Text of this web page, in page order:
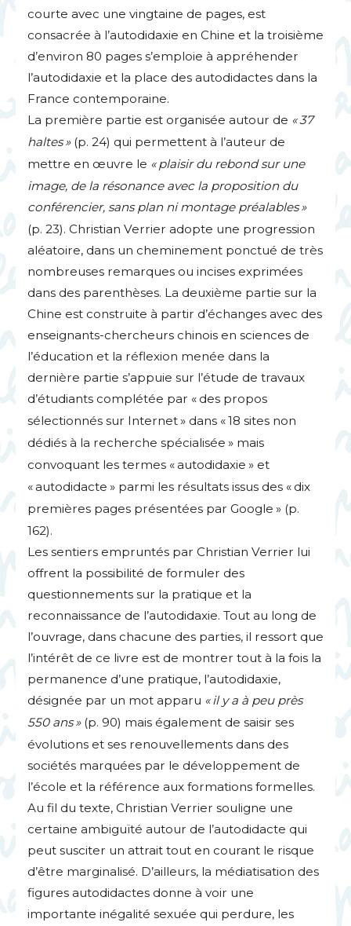
courte avec une vingtaine de pages, est
consacrée à l’autodidaxie en Chine et la troisième
d’environ 80 pages s’emploie à appréhender
l’autodidaxie et la place des autodidactes dans la
France contemporaine.
La première partie est organisée autour de «37
haltes »(p. 24) qui permettent à l’auteur de
mettre en œuvre le « plaisir du rebond sur une
image, de la résonance avec la proposition du
conférencier, sans plan ni montage préalables »
(p. 23). Christian Verrier adopte une progression
aléatoire, dans un cheminement ponctué de très
nombreuses remarques ou incises exprimées
dans des parenthèses. La deuxième partie sur la
Chine est construite à partir d’échanges avec des
enseignants-chercheurs chinois en sciences de
l’éducation et la réflexion menée dans la
dernière partie s’appuie sur l’étude de travaux
d’étudiants complétée par « des propos
sélectionnés sur Internet» dans «18 sites non
dédiés à la recherche spécialisée » mais
convoquant les termes «autodidaxie » et
«autodidacte » parmi les résultats issus des « dix
premières pages présentées par Google » (p.
162).
Les sentiers empruntés par Christian Verrier lui
offrent la possibilité de formuler des
questionnements sur la pratique et la
reconnaissance de l’autodidaxie. Tout au long de
l’ouvrage, dans chacune des parties, il ressort que
l’intérêt de ce livre est de montrer tout à la fois la
permanence d’une pratique, l’autodidaxie,
désignée par un mot apparu « il y a à peu près
550 ans »(p. 90) mais également de saisir ses
évolutions et ses renouvellements dans des
sociétés marquées par le développement de
l’école et la référence aux formations formelles.
Au fil du texte, Christian Verrier souligne une
certaine ambiguïté autour de l’autodidacte qui
peut susciter un attrait tout en courant le risque
d’être marginalisé. D’ailleurs, la médiatisation des
figures autodidactes donne à voir une
importante inégalité sexuée qui perdure, les